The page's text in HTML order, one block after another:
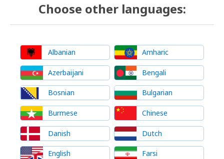
Choose other languages:
Albanian Amharic
Azerbaijani Bengali
Bosnian Bulgarian
Burmese Chinese
Danish Dutch
English Farsi